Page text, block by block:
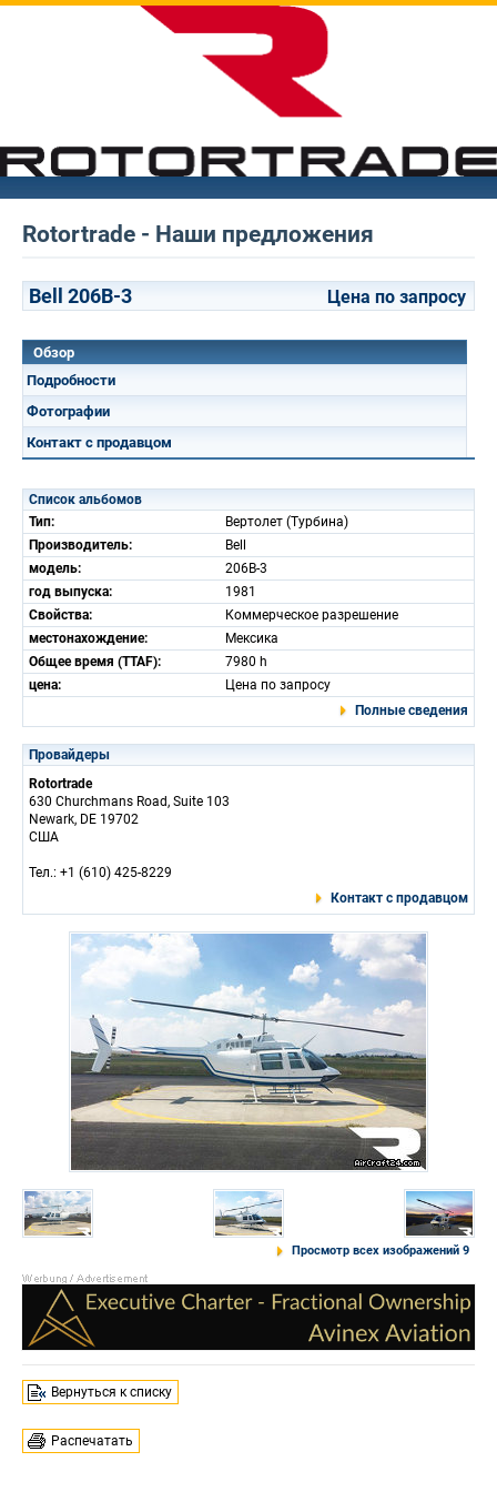
Rotortrade - Наши предложения
Bell 206B-3 Цена по запросу
Обзор
Подробности
Фотографии
Контакт с продавцом
Список альбомов
Тип:
Вертолет (Турбина)
Производитель:
Bell
модель:
206B-3
год выпуска:
1981
Свойства:
Коммерческое разрешение
местонахождение:
Мексика
Общее время (TTAF):
7980 h
цена:
Цена по запросу
Полные сведения
Провайдеры
Rotortrade
630 Churchmans Road, Suite 103
Newark, DE 19702
США
Тел.: +1 (610) 425-8229
Контакт с продавцом
Просмотр всех изображений 9
Вернуться к списку
Распечатать